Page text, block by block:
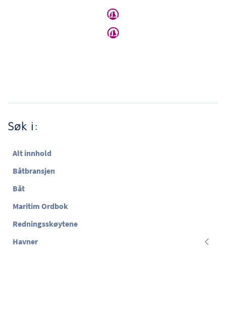
Søk i:
Alt innhold
Båtbransjen
Båt
Maritim Ordbok
Redningsskøytene
Havner